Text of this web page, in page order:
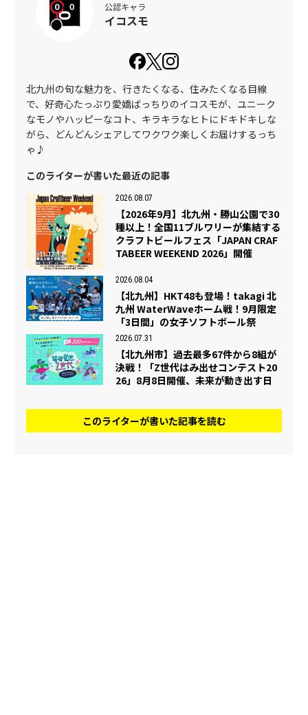
公認キャラ
イコスモ
北九州の旬な魅力を、行きたくなる、住みたくなる目線
で、好奇心たっぷり愛嬌ばっちりのイコスモが、ユニーク
なモノやハッピーなコト、キラキラなヒトにドキドキしな
がら、どんどんシェアしてワクワク楽しくお届けするっち
ゃ♪
このライターが書いた最近の記事
2026.08.07
【2026年9月】北九州・勝山公園で30
種以上！全国11ブルワリーが集結する
クラフトビールフェス「JAPAN CRAF
TABEER WEEKEND 2026」開催
2026.08.04
【北九州】HKT48も登場！takagi 北
九州 WaterWaveホーム戦！9月限定
「3日間」の女子ソフトボール祭
2026.07.31
【北九州市】過去最多67件から8組が
決戦！「Z世代はみ出せコンテスト20
26」8月8日開催、未来が動き出す日
このライターが書いた記事を読む